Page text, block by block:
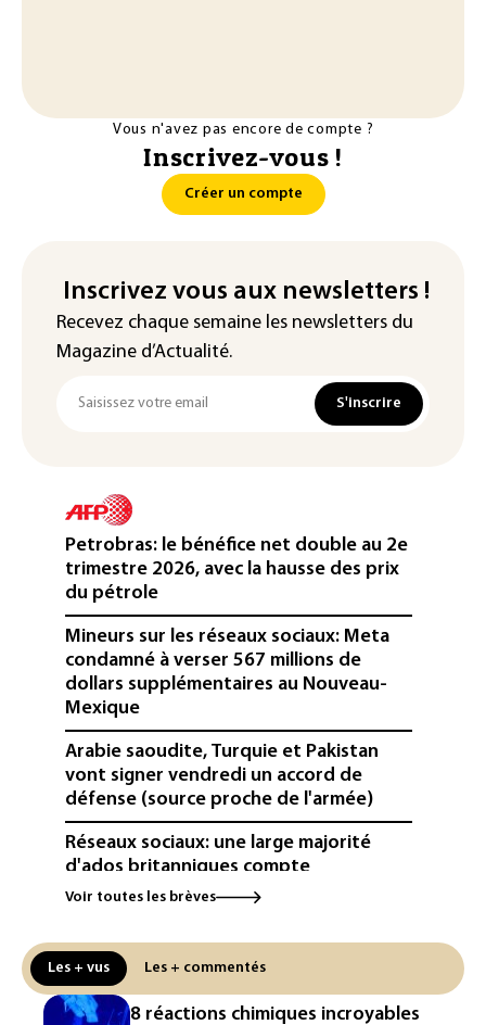
Vous n'avez pas encore de compte ?
Inscrivez-vous !
Créer un compte
Inscrivez vous aux newsletters !
Recevez chaque semaine les newsletters du
Magazine d’Actualité.
S'inscrire
Petrobras: le bénéfice net double au 2e
trimestre 2026, avec la hausse des prix
du pétrole
Mineurs sur les réseaux sociaux: Meta
condamné à verser 567 millions de
dollars supplémentaires au Nouveau-
Mexique
Arabie saoudite, Turquie et Pakistan
vont signer vendredi un accord de
défense (source proche de l'armée)
Réseaux sociaux: une large majorité
d'ados britanniques compte
contourner le couvre-feu (sondage)
un matériau clé dominé par la Chine
Les Etats-Unis veulent contrôler la
Voir toutes les brèves
Les + vus Les + commentés
8 réactions chimiques incroyables